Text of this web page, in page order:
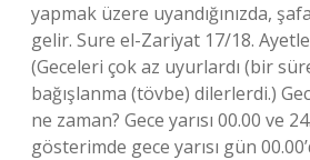
yapmak üzere uyandığınızda,
gelir. Sure el-Zariyat 17/18.
(Geceleri çok az uyurlardı (bir
bağışlanma (tövbe) dilerlerdi.)
ne zaman? Gece yarısı 00.00 ve
gösterimde gece yarısı gün